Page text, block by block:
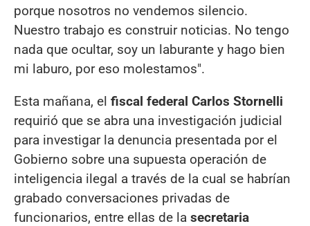
porque nosotros no vendemos silencio.
Nuestro trabajo es construir noticias. No tengo
nada que ocultar, soy un laburante y hago bien
mi laburo, por eso molestamos".
Esta mañana, el fiscal federal Carlos Stornelli
requirió que se abra una investigación judicial
para investigar la denuncia presentada por el
Gobierno sobre una supuesta operación de
inteligencia ilegal a través de la cual se habrían
grabado conversaciones privadas de
funcionarios, entre ellas de la secretaria